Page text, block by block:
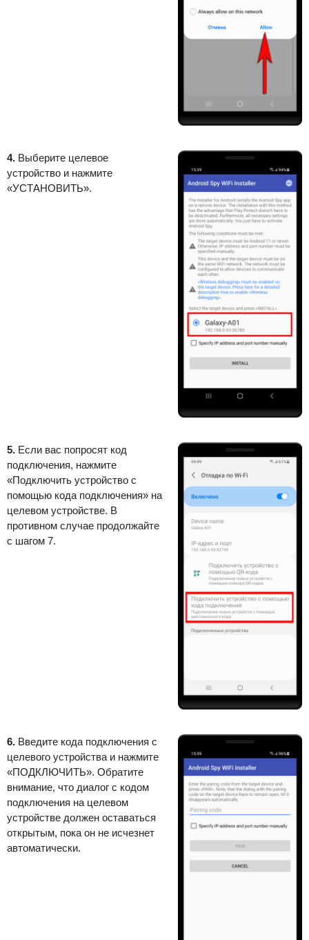
4. Выберите целевое
устройство и нажмите
«УСТАНОВИТЬ».
5. Если вас попросят код
подключения, нажмите
«Подключить устройство с
помощью кода подключения» на
целевом устройстве. В
противном случае продолжайте
с шагом 7.
6. Введите кода подключения с
целевого устройства и нажмите
«ПОДКЛЮЧИТЬ». Обратите
внимание, что диалог с кодом
подключения на целевом
устройстве должен оставаться
открытым, пока он не исчезнет
автоматически.